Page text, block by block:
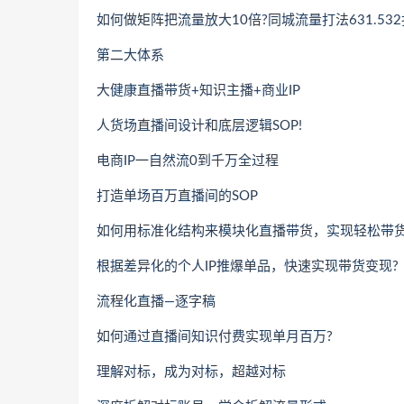
如何做矩阵把流量放大10倍?同城流量打法631.532
第二大体系
大健康直播带货+知识主播+商业IP
人货场直播间设计和底层逻辑SOP!
电商IP一自然流0到千万全过程
打造单场百万直播间的SOP
如何用标准化结构来模块化直播带货，实现轻松带
根据差异化的个人IP推爆单品，快速实现带货变现?
流程化直播—逐字稿
如何通过直播间知识付费实现单月百万?
理解对标，成为对标，超越对标